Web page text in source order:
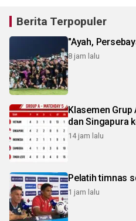
Berita Terpopuler
"Ayah,
8 jam lalu
Klasemen Grup
dan Singapura
14 jam lalu
Pelatih timnas
1 jam lalu